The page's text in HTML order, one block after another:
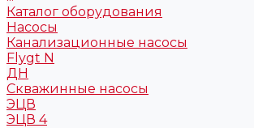
Каталог оборудования
Насосы
Канализационные насосы
Flygt N
ДН
Скважинные насосы
ЭЦВ
ЭЦВ 4